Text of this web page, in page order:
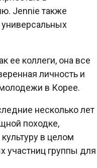
Jennie также
ее коллеги, она все
личность и
в Корее.
несколько лет
походке,
в целом
участниц группы для